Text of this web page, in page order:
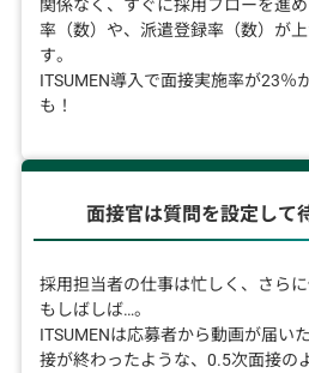
関係なく、すぐに採用フローを進
率（数）や、派遣登録率（数）が
す。
ITSUMEN導入で面接実施率が23％
も！
面接官は質問を設定して
採用担当者の仕事は忙しく、さら
もしばしば…。
ITSUMENは応募者から動画が届い
接が終わったような、0.5次面接の